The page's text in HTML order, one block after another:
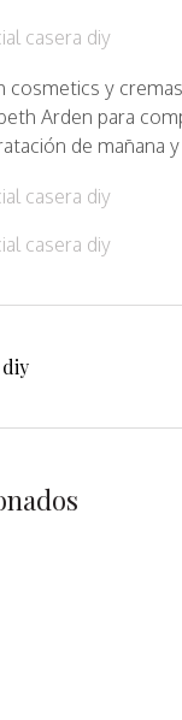
cosmetics y
Arden para
de mañana